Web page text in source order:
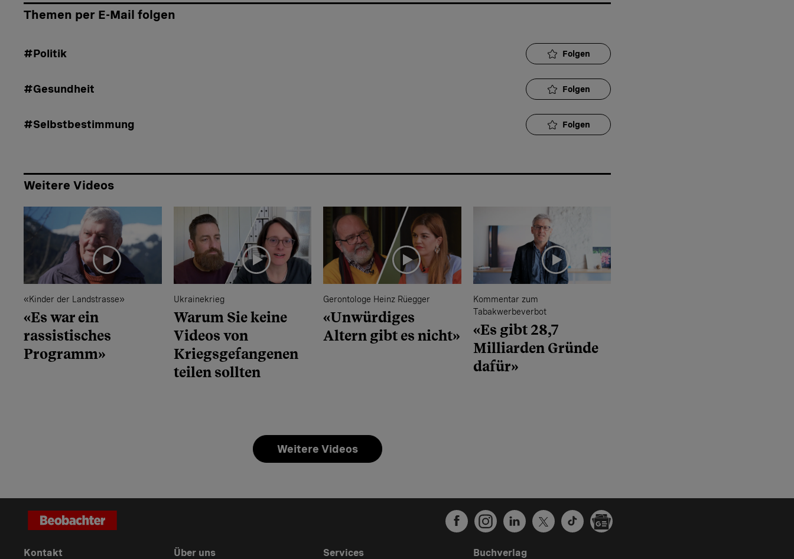
Artikel teilen
Themen per E-Mail folgen
#Politik Folgen
#Gesundheit Folgen
#Selbstbestimmung Folgen
Weitere Videos
«Kinder der Landstrasse»
«Es war ein
rassistisches
Programm»
Ukrainekrieg
Warum Sie keine
Videos von
Kriegsgefangenen
teilen sollten
Gerontologe Heinz Rüegger
«Unwürdiges
Altern gibt es nicht»
Kommentar zum
Tabakwerbeverbot
«Es gibt 28,7
Milliarden Gründe
dafür»
Weitere Videos
Kontakt Über uns Services Buchverlag